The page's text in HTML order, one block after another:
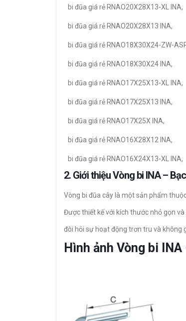
bi đũa giá rẻ RNAO20X28X13-XL INA,
bi đũa giá rẻ RNAO20X28X13 INA,
bi đũa giá rẻ RNAO18X30X24-ZW-
bi đũa giá rẻ RNAO18X30X24 INA,
bi đũa giá rẻ RNAO17X25X13-XL INA,
bi đũa giá rẻ RNAO17X25X13 INA,
bi đũa giá rẻ RNAO17X25X INA,
bi đũa giá rẻ RNAO16X28X12 INA,
bi đũa giá rẻ RNAO16X24X13-XL INA,
2. Giới thiệu Vòng bi INA –
Vòng bi đũa cây là một sản phẩm
Được thiết kế với kích thước nhỏ gọn
đòi hỏi sự hoạt động trơn tru và không
Hình ảnh Vòng bi